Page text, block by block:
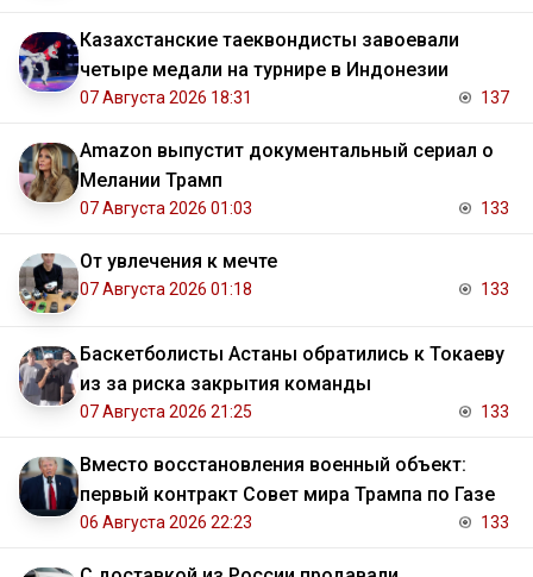
Казахстанские таеквондисты завоевали
четыре медали на турнире в Индонезии
07 Августа 2026 18:31 137
Amazon выпустит документальный сериал о
Мелании Трамп
07 Августа 2026 01:03 133
От увлечения к мечте
07 Августа 2026 01:18 133
Баскетболисты Астаны обратились к Токаеву
из за риска закрытия команды
07 Августа 2026 21:25 133
Вместо восстановления военный объект:
первый контракт Совет мира Трампа по Газе
06 Августа 2026 22:23 133